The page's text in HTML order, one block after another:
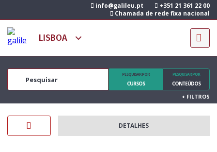
info@galileu.pt
+351 21 361 22 00
Chamada de rede fixa nacional
PESQUISAR POR
CURSOS
PESQUISAR POR
CONTEÚDOS
+ FILTROS
DETALHES